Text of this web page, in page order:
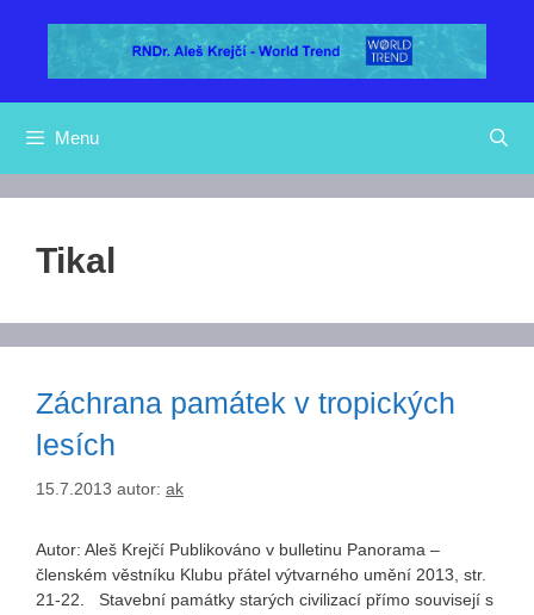
Menu
Tikal
Záchrana památek v tropických
lesích
15.7.2013 autor: ak
Autor: Aleš Krejčí Publikováno v bulletinu Panorama –
členském věstníku Klubu přátel výtvarného umění 2013, str.
21-22. Stavební památky starých civilizací přímo souvisejí s